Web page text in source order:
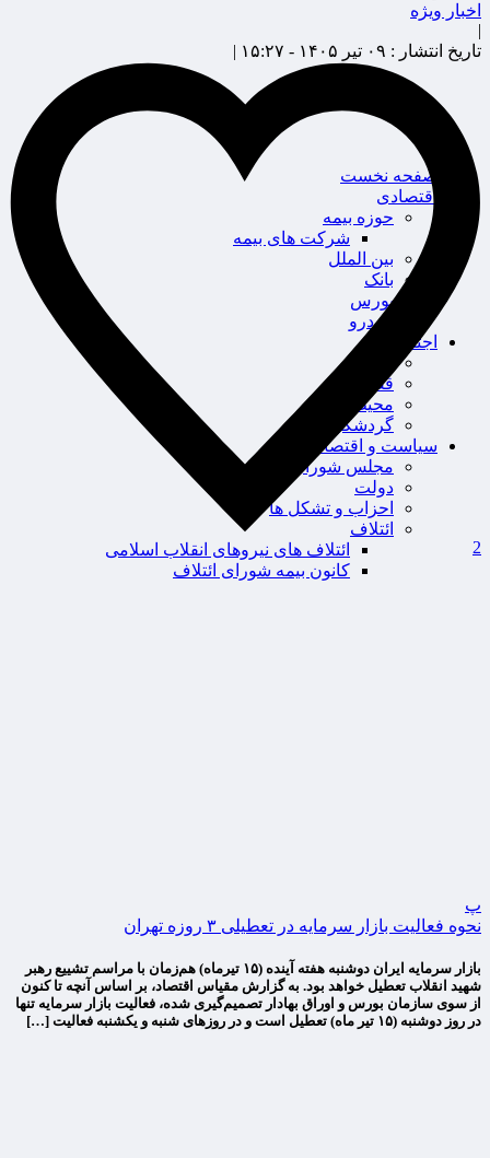
صفحه نخست
اقتصادی
حوزه بیمه
شرکت های بیمه
بین الملل
بانک
بورس
خودرو
اجتماعی
سلامت
قضایی
محیط زیست
گردشگری
سیاست و اقتصاد
مجلس شورای اسلامی
دولت
احزاب و تشکل ها
ائتلاف
ائتلاف های نیروهای انقلاب اسلامی
کانون بیمه شورای ائتلاف
اخبار ویژه
|
تاریخ انتشار : ۰۹ تیر ۱۴۰۵ - ۱۵:۲۷ |
2
پ
نحوه فعالیت بازار سرمایه در تعطیلی ۳ روزه تهران
بازار سرمایه ایران دوشنبه هفته آینده (۱۵ تیرماه) هم‌زمان با مراسم تشییع رهبر
شهید انقلاب تعطیل خواهد بود. به گزارش مقیاس اقتصاد، بر اساس آنچه تا کنون
از سوی سازمان بورس و اوراق بهادار تصمیم‌گیری شده، فعالیت بازار سرمایه تنها
در روز دوشنبه (۱۵ تیر ماه) تعطیل است و در روزهای شنبه و یکشنبه فعالیت […]